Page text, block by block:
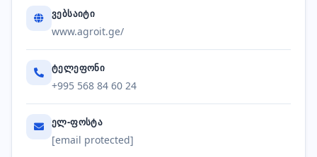
ᲕᲔᲑᲡᲐᲘᲢᲘ
www.agroit.ge/
ᲢᲔᲚᲔᲤᲝᲜᲘ
+995 568 84 60 24
ᲔᲚ-ᲤᲝᲡᲢᲐ
[email protected]